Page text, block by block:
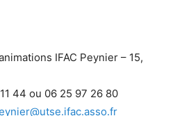
IFAC Peynier – 15,
44 ou 06 25 97 26 80